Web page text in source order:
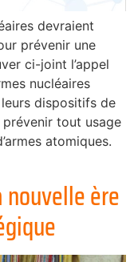
devraient
prévenir une
ci-joint l’appel
nucléaires
dispositifs de
tout usage
atomiques.
nouvelle ère